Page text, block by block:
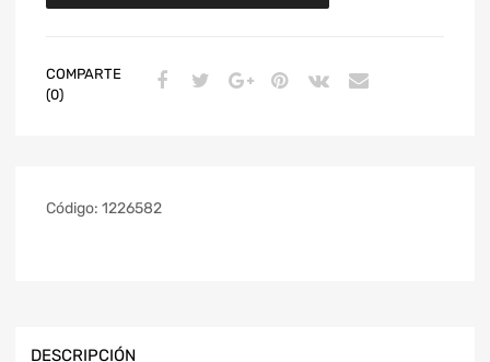
COMPARTE
(0)
Código: 1226582
DESCRIPCIÓN